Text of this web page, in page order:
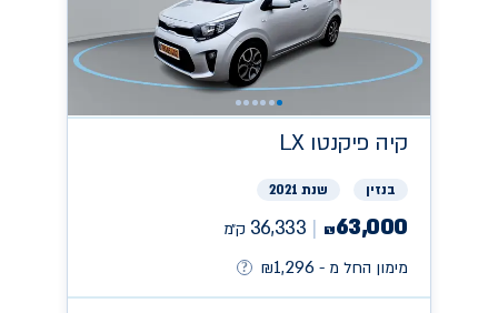
קיה פיקנטו LX
בנזין שנת 2021
₪63,000
36,333 ק״מ
מימון החל מ -
₪1,296